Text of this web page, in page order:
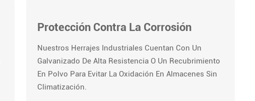
Protección Contra La Corrosión
Nuestros Herrajes Industriales Cuentan Con Un
Galvanizado De Alta Resistencia O Un Recubrimiento
En Polvo Para Evitar La Oxidación En Almacenes Sin
Climatización.